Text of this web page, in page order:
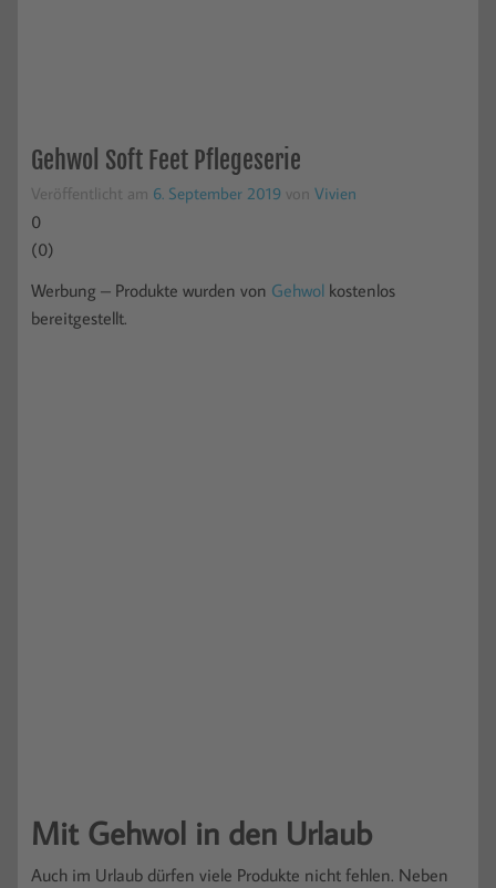
Gehwol Soft Feet Pflegeserie
Veröffentlicht am 6. September 2019 von Vivien
0
(0)
Werbung – Produkte wurden von Gehwol kostenlos
bereitgestellt.
Mit Gehwol in den Urlaub
Auch im Urlaub dürfen viele Produkte nicht fehlen. Neben